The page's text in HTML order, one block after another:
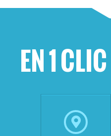
EN 1 CLIC